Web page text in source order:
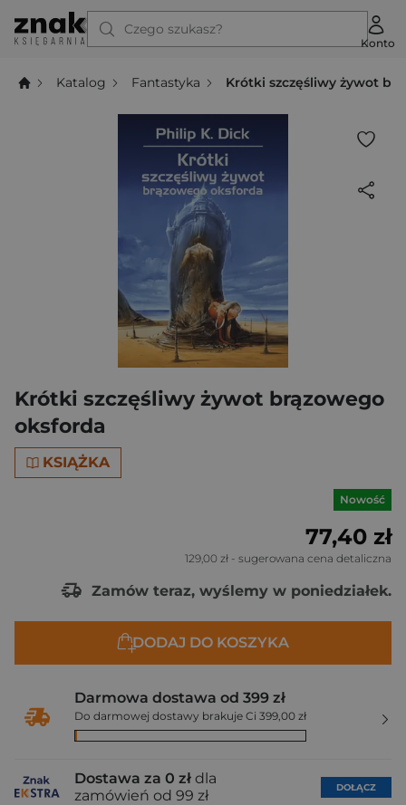
Czego szukasz?
Konto
Katalog Fantastyka Krótki szczęśliwy żywot
Krótki szczęśliwy żywot brązowego
oksforda
KSIĄŻKA
Nowość
77,40 zł
129,00 zł - sugerowana cena detaliczna
Zamów teraz, wyślemy w poniedziałek.
DODAJ DO KOSZYKA
Darmowa dostawa od 399 zł
Do darmowej dostawy brakuje Ci 399,00 zł
Dostawa za 0 zł dla
zamówień od 99 zł
DOŁĄCZ